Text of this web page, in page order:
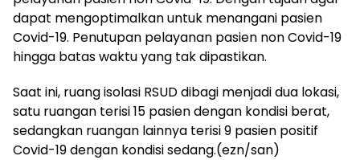
dapat mengoptimalkan untuk menangani pasien
Covid-19. Penutupan pelayanan pasien non Covid-19
hingga batas waktu yang tak dipastikan.
Saat ini, ruang isolasi RSUD dibagi menjadi dua lokasi,
satu ruangan terisi 15 pasien dengan kondisi berat,
sedangkan ruangan lainnya terisi 9 pasien positif
Covid-19 dengan kondisi sedang.(ezn/san)